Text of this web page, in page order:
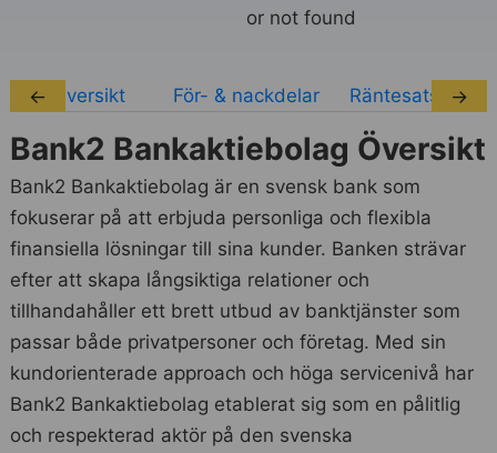
or not found
Översikt För- & nackdelar Räntesatser
← →
Bank2 Bankaktiebolag Översikt
Bank2 Bankaktiebolag är en svensk bank som
fokuserar på att erbjuda personliga och flexibla
finansiella lösningar till sina kunder. Banken strävar
efter att skapa långsiktiga relationer och
tillhandahåller ett brett utbud av banktjänster som
passar både privatpersoner och företag. Med sin
kundorienterade approach och höga servicenivå har
Bank2 Bankaktiebolag etablerat sig som en pålitlig
och respekterad aktör på den svenska